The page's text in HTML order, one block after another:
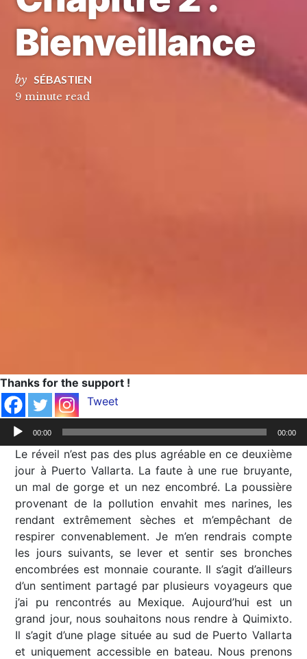
Bienveillance
by SÉBASTIEN
9 minute read
Thanks for the support !
Tweet
Lecteur
audio
00:00 00:00
Le réveil n’est pas des plus agréable en ce deuxième
jour à Puerto Vallarta. La faute à une rue bruyante,
un mal de gorge et un nez encombré. La poussière
provenant de la pollution envahit mes narines, les
rendant extrêmement sèches et m’empêchant de
respirer convenablement. Je m’en rendrais compte
les jours suivants, se lever et sentir ses bronches
encombrées est monnaie courante. Il s’agit d’ailleurs
d’un sentiment partagé par plusieurs voyageurs que
j’ai pu rencontrés au Mexique. Aujourd’hui est un
grand jour, nous souhaitons nous rendre à Quimixto.
Il s’agit d’une plage située au sud de Puerto Vallarta
et uniquement accessible en bateau. Nous prenons